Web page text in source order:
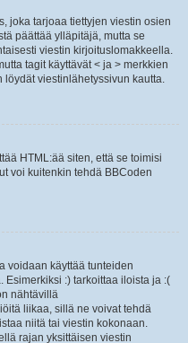
joka tarjoaa tiettyjen viestin osien
päättää ylläpitäjä, mutta se
viestin kirjoituslomakkeella.
tagit käyttävät < ja > merkkien
viestinlähetyssivun kautta.
HTML:ää siten, että se toimisi
voi kuitenkin tehdä BBCoden
voidaan käyttää tunteiden
:) tarkoittaa iloista ja :(
nähtävillä
liikaa, sillä ne voivat tehdä
niitä tai viestin kokonaan.
rajan yksittäisen viestin